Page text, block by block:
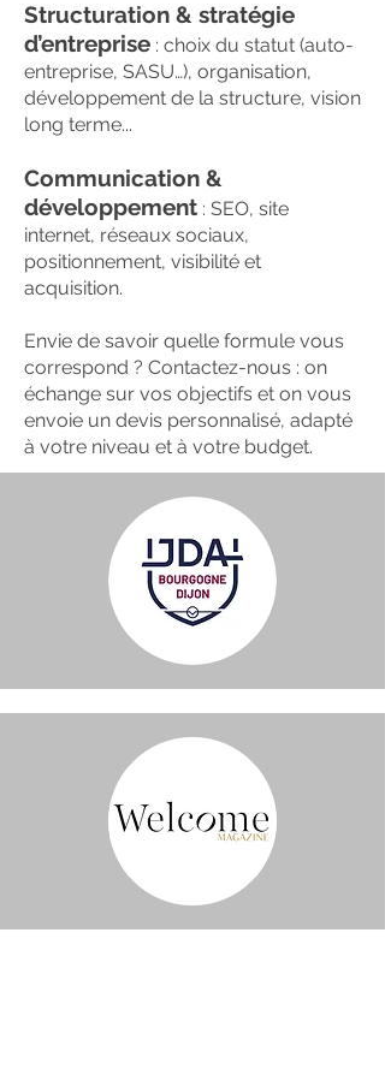
Structuration & stratégie
d’entreprise : choix du statut (auto-
entreprise, SASU…), organisation,
développement de la structure, vision
long terme...
Communication &
développement : SEO, site
internet, réseaux sociaux,
positionnement, visibilité et
acquisition.
Envie de savoir quelle formule vous
correspond ? Contactez-nous : on
échange sur vos objectifs et on vous
envoie un devis personnalisé, adapté
à votre niveau et à votre budget.